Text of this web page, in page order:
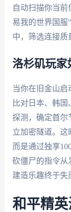
自动扫描你当
易我的世界国服
中，筛选连接质
洛杉矶玩家
当你在旧金山启
比对日本、韩
探测，确定首尔
立加密隧道。这
而是通过独享
砍僵尸的指令从
建造乐趣终于失
和平精